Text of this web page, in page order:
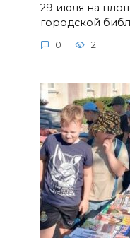
29 июля на
городской
0 2